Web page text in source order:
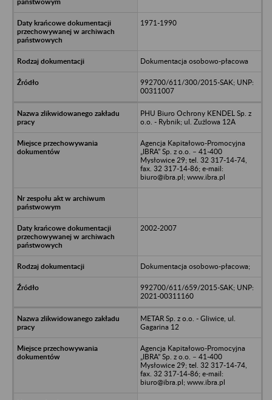
1971-1990
Dokumentacja osobowo-płacowa
992700/611/300/2015-SAK; UNP:
00311007
PHU Biuro Ochrony KENDEL Sp. z
o.o. - Rybnik; ul. Zużlowa 12A
Agencja Kapitałowo-Promocyjna
„IBRA” Sp. z o.o. – 41-400
Mysłowice 29; tel. 32 317-14-74,
fax. 32 317-14-86; e-mail:
biuro@ibra.pl; www.ibra.pl
2002-2007
Dokumentacja osobowo-płacowa;
992700/611/659/2015-SAK; UNP:
2021-00311160
METAR Sp. z o.o. - Gliwice, ul.
Gagarina 12
Agencja Kapitałowo-Promocyjna
„IBRA” Sp. z o.o. – 41-400
Mysłowice 29; tel. 32 317-14-74,
fax. 32 317-14-86; e-mail:
biuro@ibra.pl; www.ibra.pl